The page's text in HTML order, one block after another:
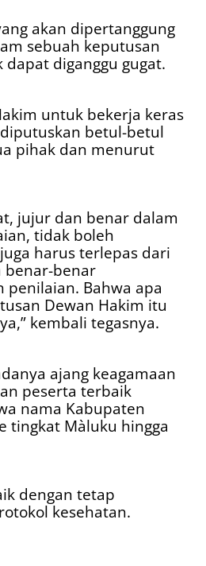
akan dipertanggung
sebuah keputusan
diganggu gugat.
untuk bekerja keras
betul-betul
pihak dan menurut
jujur dan benar dalam
tidak boleh
harus terlepas dari
benar-benar
Bahwa apa
Dewan Hakim itu
kembali tegasnya.
ajang keagamaan
peserta terbaik
nama Kabupaten
tingkat Màluku hingga
dengan tetap
kesehatan.